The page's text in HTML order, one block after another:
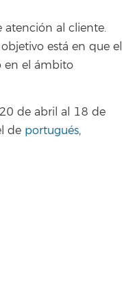
atención al cliente.
está en que el
en el ámbito
de abril al 18 de
de portugués,